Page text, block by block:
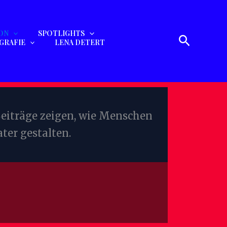
SPOTLIGHTS
LENA DETERT Suchen
zeigen, wie Menschen
gestalten.